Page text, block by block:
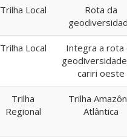
Trilha Local
Rota da
Trilha Local
Integra a rota
cariri oeste
Trilha
Regional
Trilha
Atlântica